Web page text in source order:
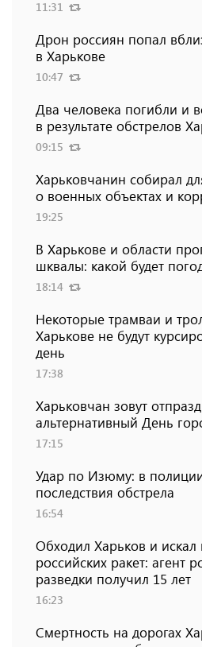
11:31
Дрон россиян попал
в Харькове
10:47
Два человека погибли и
в результате обстрелов
09:15
Харьковчанин собирал
о военных объектах и
19:25
В Харькове и области
шквалы: какой будет
18:14
Некоторые трамваи и
Харькове не будут
день
17:38
Харьковчан зовут
альтернативный День
17:15
Удар по Изюму: в
последствия обстрела
16:54
Обходил Харьков и искал
российских ракет: агент
разведки получил 15 лет
16:23
Смертность на дорогах